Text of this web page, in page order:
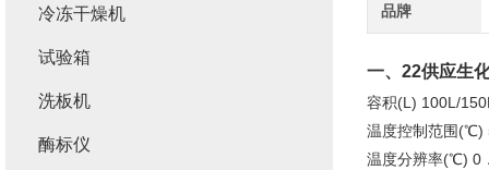
品牌
一、22供应生
容积(L) 100L/
温度控制范围
温度分辨率(℃)
冷冻干燥机
试验箱
洗板机
酶标仪